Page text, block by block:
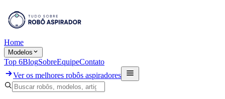
Home
Modelos
Top 6BlogSobreEquipeContato
Ver os melhores robôs aspiradores